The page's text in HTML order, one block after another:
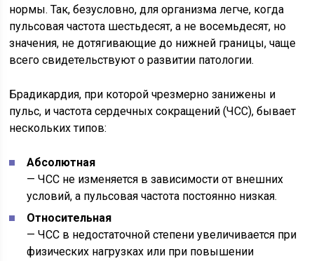
нормы. Так, безусловно, для организма легче, когда
пульсовая частота шестьдесят, а не восемьдесят, но
значения, не дотягивающие до нижней границы, чаще
всего свидетельствуют о развитии патологии.
Брадикардия, при которой чрезмерно занижены и
пульс, и частота сердечных сокращений (ЧСС), бывает
нескольких типов:
Абсолютная
— ЧСС не изменяется в зависимости от внешних
условий, а пульсовая частота постоянно низкая.
Относительная
— ЧСС в недостаточной степени увеличивается при
физических нагрузках или при повышении